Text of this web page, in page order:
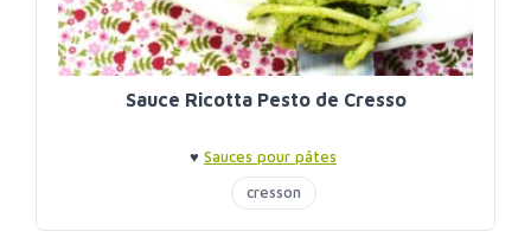
Sauce Ricotta Pesto de Cresso
♥ Sauces pour pâtes
cresson